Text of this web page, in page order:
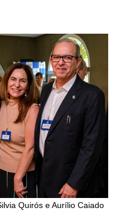
Quirós e Aurílio Caiado